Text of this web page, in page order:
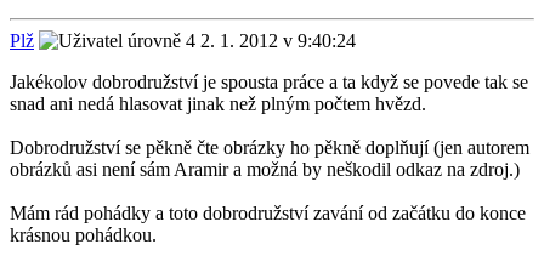
Plž
2. 1. 2012 v 9:40:24
Jakékolov dobrodružství je spousta práce a ta když se povede tak se
snad ani nedá hlasovat jinak než plným počtem hvězd.
Dobrodružství se pěkně čte obrázky ho pěkně doplňují (jen autorem
obrázků asi není sám Aramir a možná by neškodil odkaz na zdroj.)
Mám rád pohádky a toto dobrodružství zavání od začátku do konce
krásnou pohádkou.